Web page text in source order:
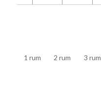
1 rum 2 rum 3 rum